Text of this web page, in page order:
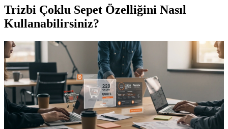
Trizbi Çoklu Sepet Özelliğini Nasıl
Kullanabilirsiniz?